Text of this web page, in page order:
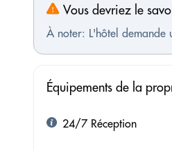
Vous devriez le
À noter: L'hôtel demande
Équipements de la
24/7 Réception